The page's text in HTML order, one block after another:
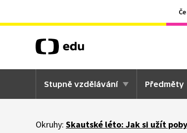
Stupně vzdělávání Předměty
Okruhy: Skautské léto: Jak si užít